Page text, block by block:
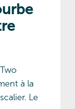
à la
Le